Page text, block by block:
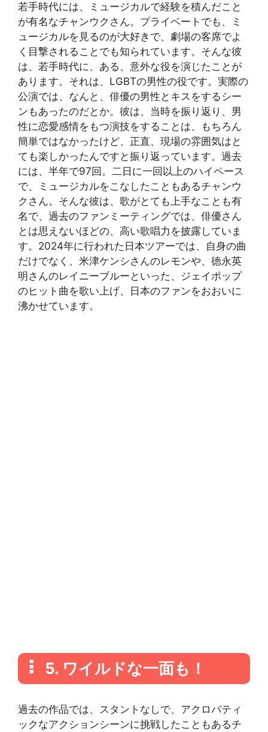
若手時代には、ミュージカルで経験を積んだこと
が有名なチャンウクさん。プライベートでも、ミ
ュージカルを見るのが大好きで、劇場の客席でよ
く目撃されることでも知られています。そんな彼
は、若手時代に、ある、意外な役を演じたことが
あります。それは、LGBTの男性の役です。実際の
公演では、なんと、俳優の男性とキスをするシー
ンもあったのだとか。彼は、当時を振り返り、男
性に恋愛感情をもつ演技をすることは、もちろん
簡単ではなかったけど、正直、現場の雰囲気はと
ても楽しかったんですと振り返っています。過去
には、半年で97回。二日に一回以上のハイペース
で、ミュージカルをこなしたこともあるチャンウ
クさん。そんな彼は、歌がとても上手なことも有
名で、過去のファンミーティングでは、俳優さん
とは思えないほどの、高い歌唱力を披露していま
す。2024年に行われた日本ツアーでは、自身の曲
だけでなく、米津ケンシさんのレモンや、徳永英
明さんのレイニーブルーといった、ジェイポップ
のヒット曲を歌い上げ、日本のファンをおおいに
沸かせています。
5. ワイルドな一面も！
過去の作品では、スタントなしで、アクロバティ
ックなアクションシーンに挑戦したこともあるチ